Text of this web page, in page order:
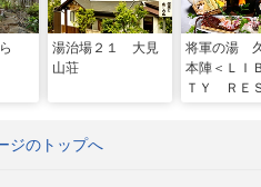
湯治場２１ 大見
山荘
将軍の湯
本陣＜ＬＩ
ＴＹ ＲＥ
ジのトップへ